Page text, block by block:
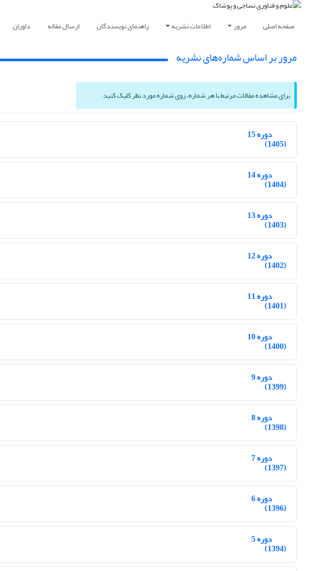
صفحه اصلی مرور اطلاعات نشریه راهنمای نویسندگان ارسال مقاله داوران
مرور بر اساس شماره‌های نشریه
برای مشاهده مقالات مرتبط با هر شماره، روی شماره مورد نظر کلیک کنید.
دوره 15
(1405)
دوره 14
(1404)
دوره 13
(1403)
دوره 12
(1402)
دوره 11
(1401)
دوره 10
(1400)
دوره 9
(1399)
دوره 8
(1398)
دوره 7
(1397)
دوره 6
(1396)
دوره 5
(1394)